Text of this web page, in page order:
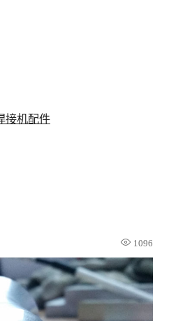
接机配件
1096